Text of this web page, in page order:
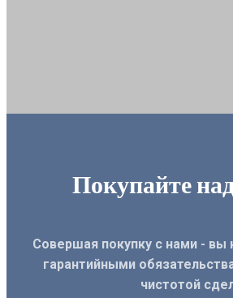
Покупайте
Совершая покупку с нами -
гарантийными
чистотой